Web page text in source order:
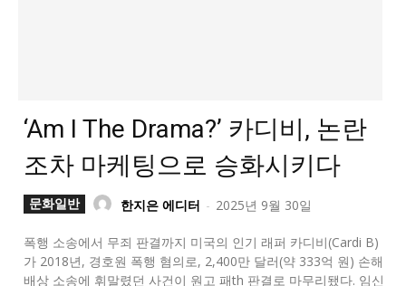
‘Am I The Drama?’ 카디비, 논란
조차 마케팅으로 승화시키다
문화일반 한지은 에디터 - 2025년 9월 30일
폭행 소송에서 무죄 판결까지 미국의 인기 래퍼 카디비(Cardi B)
가 2018년, 경호원 폭행 혐의로, 2,400만 달러(약 333억 원) 손해
배상 소송에 휘말렸던 사건이 원고 패th 판결로 마무리됐다. 임신